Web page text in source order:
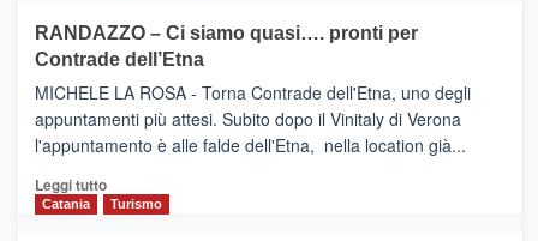
IL
NUOVO
SUMMER
CLUB
VIAGRANDE
(Ct)
–
Benanti
presenta
“Vino
&
Cultura
RANDAZZO – Ci siamo quasi…. pronti per
Contrade dell’Etna
MICHELE LA ROSA - Torna Contrade dell'Etna, uno degli
appuntamenti più attesi. Subito dopo il Vinitaly di Verona
l'appuntamento è alle falde dell'Etna, nella location già...
Leggi tuttoLeggi
di
Catania Turismo